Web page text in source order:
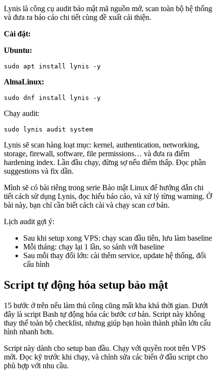
Lynis là công cụ audit bảo mật mã nguồn mở, scan toàn bộ hệ thống
và đưa ra báo cáo chi tiết cùng đề xuất cải thiện.
Cài đặt:
Ubuntu:
sudo apt install lynis -y
AlmaLinux:
sudo dnf install lynis -y
Chạy audit:
sudo lynis audit system
Lynis sẽ scan hàng loạt mục: kernel, authentication, networking,
storage, firewall, software, file permissions… và đưa ra điểm
hardening index. Lần đầu chạy, đừng sợ nếu điểm thấp. Đọc phần
suggestions và fix dần.
Mình sẽ có bài riêng trong serie Bảo mật Linux để hướng dẫn chi
tiết cách sử dụng Lynis, đọc hiểu báo cáo, và xử lý từng warning. Ở
bài này, bạn chỉ cần biết cách cài và chạy scan cơ bản.
Lịch audit gợi ý:
Sau khi setup xong VPS: chạy scan đầu tiên, lưu làm baseline
Mỗi tháng: chạy lại 1 lần, so sánh với baseline
Sau mỗi thay đổi lớn: cài thêm service, update hệ thống, đổi
cấu hình
Script tự động hóa setup bảo mật
15 bước ở trên nếu làm thủ công cũng mất kha khá thời gian. Dưới
đây là script Bash tự động hóa các bước cơ bản. Script này không
thay thế toàn bộ checklist, nhưng giúp bạn hoàn thành phần lớn cấu
hình nhanh hơn.
Script này dành cho setup ban đầu. Chạy với quyền root trên VPS
mới. Đọc kỹ trước khi chạy, và chỉnh sửa các biến ở đầu script cho
phù hợp với nhu cầu.